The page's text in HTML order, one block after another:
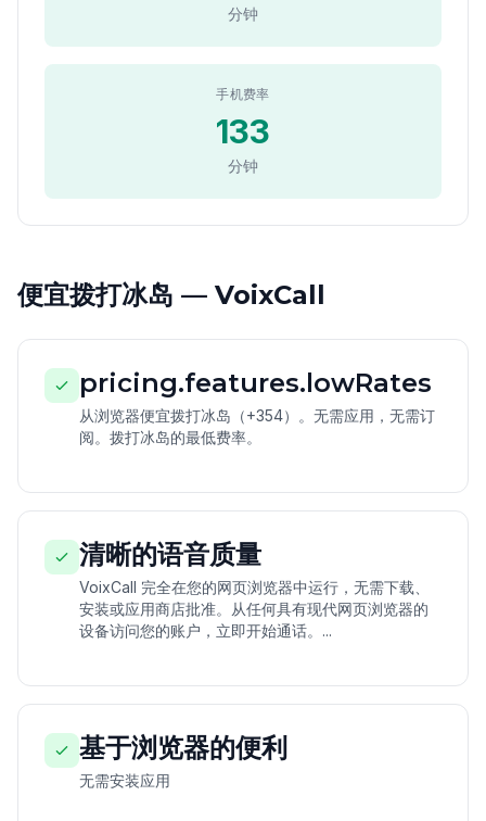
分钟
手机费率
133
分钟
便宜拨打冰岛 — VoixCall
pricing.features.lowRates
从浏览器便宜拨打冰岛（+354）。无需应用，无需订
阅。拨打冰岛的最低费率。
清晰的语音质量
VoixCall 完全在您的网页浏览器中运行，无需下载、
安装或应用商店批准。从任何具有现代网页浏览器的
设备访问您的账户，立即开始通话。...
基于浏览器的便利
无需安装应用